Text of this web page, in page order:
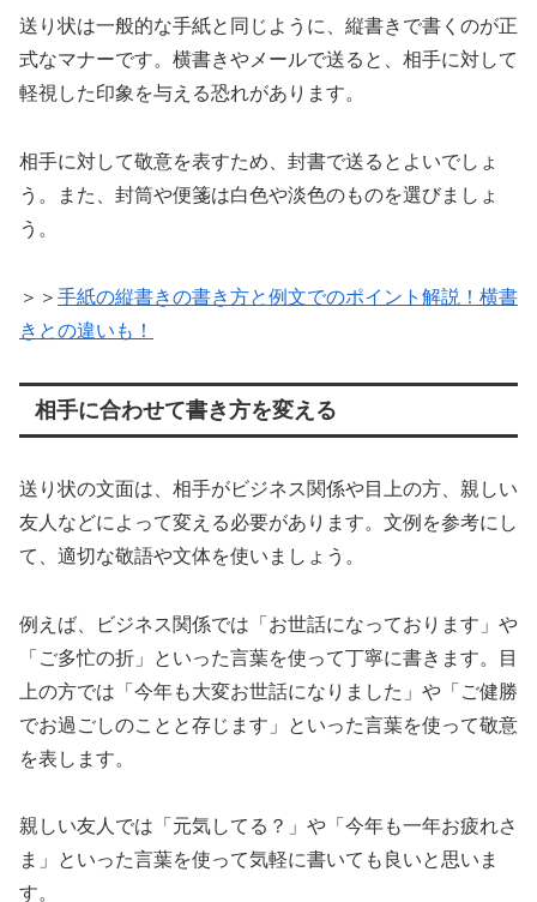
送り状は一般的な手紙と同じように、縦書きで書くのが正
式なマナーです。横書きやメールで送ると、相手に対して
軽視した印象を与える恐れがあります。
相手に対して敬意を表すため、封書で送るとよいでしょ
う。また、封筒や便箋は白色や淡色のものを選びましょ
う。
＞＞ 手紙の縦書きの書き方と例文でのポイント解説！横書
きとの違いも！
相手に合わせて書き方を変える
送り状の文面は、相手がビジネス関係や目上の方、親しい
友人などによって変える必要があります。文例を参考にし
て、適切な敬語や文体を使いましょう。
例えば、ビジネス関係では「お世話になっております」や
「ご多忙の折」といった言葉を使って丁寧に書きます。目
上の方では「今年も大変お世話になりました」や「ご健勝
でお過ごしのことと存じます」といった言葉を使って敬意
を表します。
親しい友人では「元気してる？」や「今年も一年お疲れさ
ま」といった言葉を使って気軽に書いても良いと思いま
す。